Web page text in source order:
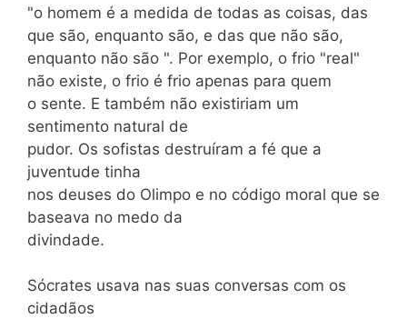
"o homem é a medida de todas as coisas, das
que são, enquanto são, e das que não são,
enquanto não são ". Por exemplo, o frio "real"
não existe, o frio é frio apenas para quem
o sente. E também não existiriam um
sentimento natural de
pudor. Os sofistas destruíram a fé que a
juventude tinha
nos deuses do Olimpo e no código moral que se
baseava no medo da
divindade.
Sócrates usava nas suas conversas com os
cidadãos